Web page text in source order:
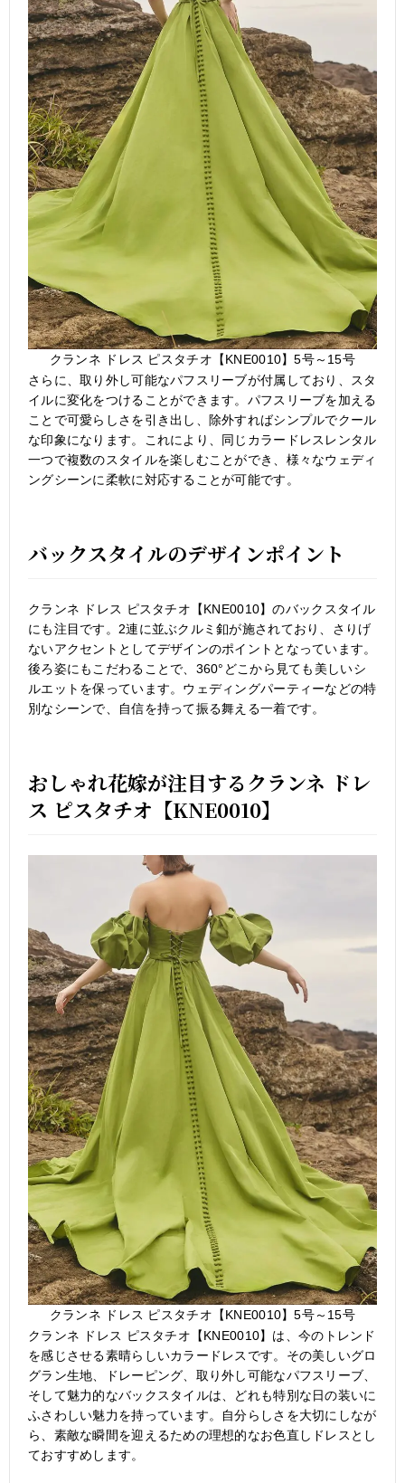
クランネ ドレス ピスタチオ【KNE0010】5号～15号
さらに、取り外し可能なパフスリーブが付属しており、スタ
イルに変化をつけることができます。パフスリーブを加える
ことで可愛らしさを引き出し、除外すればシンプルでクール
な印象になります。これにより、同じカラードレスレンタル
一つで複数のスタイルを楽しむことができ、様々なウェディ
ングシーンに柔軟に対応することが可能です。
バックスタイルのデザインポイント
クランネ ドレス ピスタチオ【KNE0010】のバックスタイル
にも注目です。2連に並ぶクルミ釦が施されており、さりげ
ないアクセントとしてデザインのポイントとなっています。
後ろ姿にもこだわることで、360°どこから見ても美しいシ
ルエットを保っています。ウェディングパーティーなどの特
別なシーンで、自信を持って振る舞える一着です。
おしゃれ花嫁が注目するクランネ ドレ
ス ピスタチオ【KNE0010】
クランネ ドレス ピスタチオ【KNE0010】5号～15号
クランネ ドレス ピスタチオ【KNE0010】は、今のトレンド
を感じさせる素晴らしいカラードレスです。その美しいグロ
グラン生地、ドレーピング、取り外し可能なパフスリーブ、
そして魅力的なバックスタイルは、どれも特別な日の装いに
ふさわしい魅力を持っています。自分らしさを大切にしなが
ら、素敵な瞬間を迎えるための理想的なお色直しドレスとし
ておすすめします。